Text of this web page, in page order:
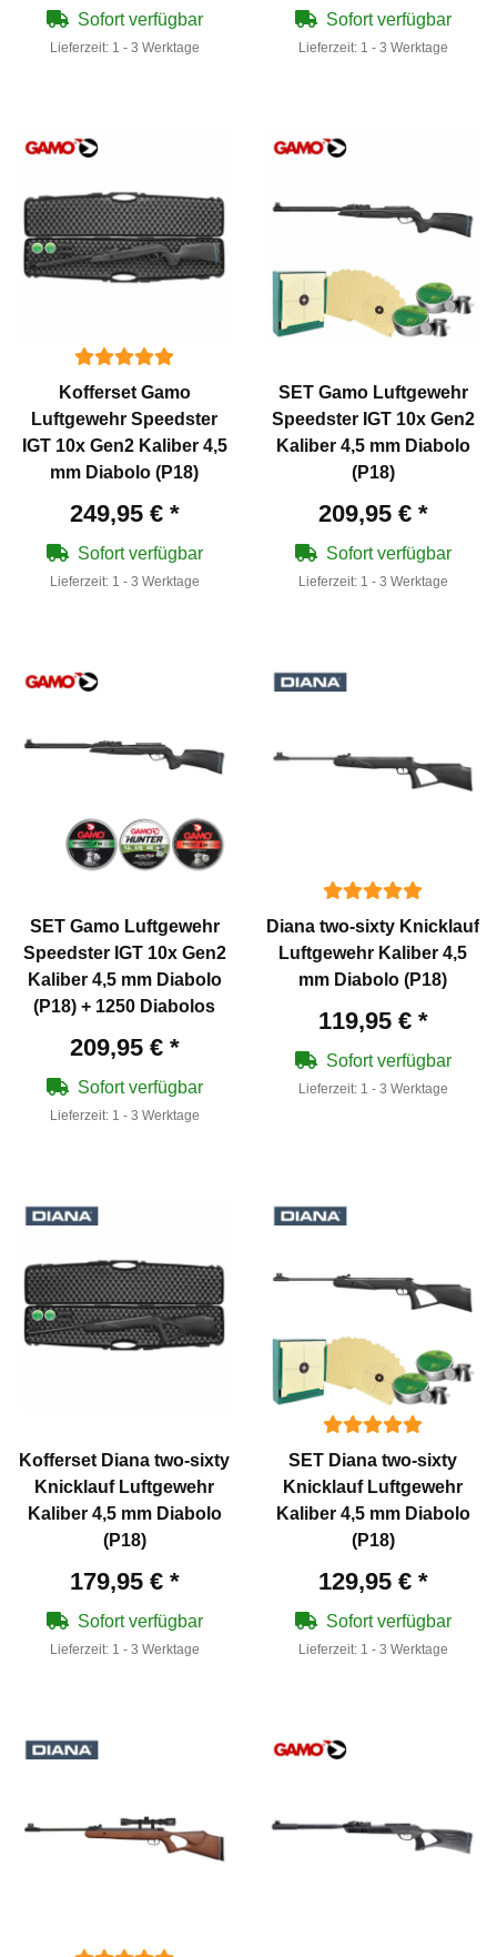
Sofort verfügbar
Lieferzeit: 1 - 3 Werktage
Sofort verfügbar
Lieferzeit: 1 - 3 Werktage
Kofferset Gamo
Luftgewehr Speedster
IGT 10x Gen2 Kaliber 4,5
mm Diabolo (P18)
249,95 € *
Sofort verfügbar
Lieferzeit: 1 - 3 Werktage
SET Gamo Luftgewehr
Speedster IGT 10x Gen2
Kaliber 4,5 mm Diabolo
(P18)
209,95 € *
Sofort verfügbar
Lieferzeit: 1 - 3 Werktage
SET Gamo Luftgewehr
Speedster IGT 10x Gen2
Kaliber 4,5 mm Diabolo
(P18) + 1250 Diabolos
209,95 € *
Sofort verfügbar
Lieferzeit: 1 - 3 Werktage
Diana two-sixty Knicklauf
Luftgewehr Kaliber 4,5
mm Diabolo (P18)
119,95 € *
Sofort verfügbar
Lieferzeit: 1 - 3 Werktage
Kofferset Diana two-sixty
Knicklauf Luftgewehr
Kaliber 4,5 mm Diabolo
(P18)
179,95 € *
Sofort verfügbar
Lieferzeit: 1 - 3 Werktage
SET Diana two-sixty
Knicklauf Luftgewehr
Kaliber 4,5 mm Diabolo
(P18)
129,95 € *
Sofort verfügbar
Lieferzeit: 1 - 3 Werktage